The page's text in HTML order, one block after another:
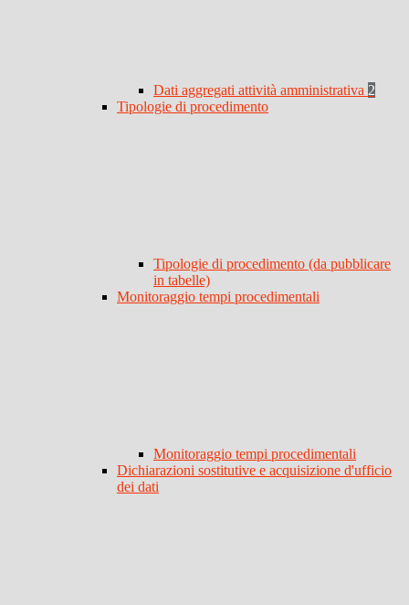
Dati aggregati attività amministrativa 2
Tipologie di procedimento
Tipologie di procedimento (da pubblicare
in tabelle)
Monitoraggio tempi procedimentali
Monitoraggio tempi procedimentali
Dichiarazioni sostitutive e acquisizione d'ufficio
dei dati